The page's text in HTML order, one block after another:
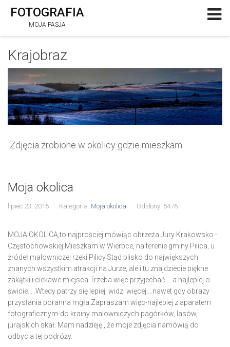
Krajobraz
Zdjęcia zrobione w okolicy gdzie mieszkam.
Moja okolica
lipiec 23, 2015 Kategoria: Moja okolica Odsłony: 5476
MOJA OKOLICA,to najprościej mówiąc obrzeża Jury Krakowsko -
Częstochowskiej.Mieszkam w Wierbce, na terenie gminy Pilica, u
żródeł malowniczej rzeki Pilicy.Stąd blisko do największych
znanych wszystkim atrakcji na Jurze, ale i tu znajdziecie piękne
zakątki i ciekawe miejsca.Trzeba więc przyjechać.....a najlepiej o
świcie... .Wtedy patrzy się lepiej, widzi więcej....nawet gdy obrazy
przysłania poranna mgła.Zapraszam więc-najlepiej z aparatem
fotograficznym-do krainy malowniczych pagórków, lasów,
jurajskich skał. Mam nadzieję , że moje zdjęcia namówią do
odbycia tej podróży.
FOTOGRAFIA
MOJA PASJA